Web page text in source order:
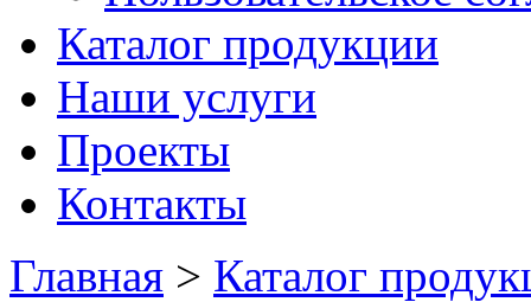
Каталог продукции
Наши услуги
Проекты
Контакты
Главная > Каталог